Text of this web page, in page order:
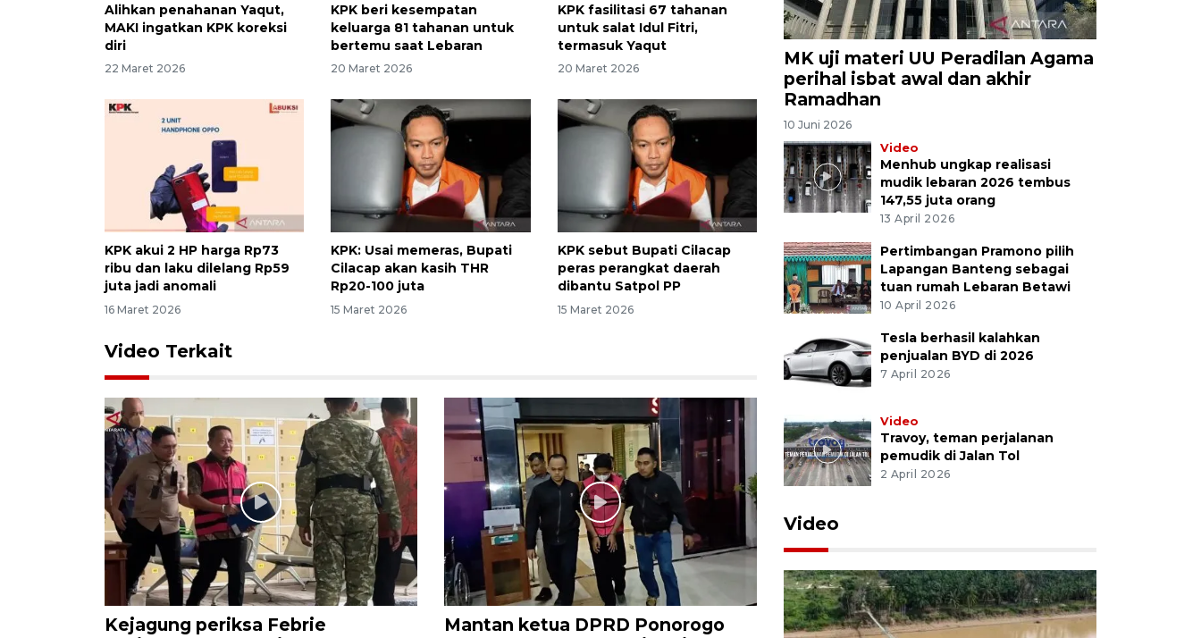
Alihkan penahanan Yaqut,
MAKI ingatkan KPK koreksi
diri
22 Maret 2026
KPK beri kesempatan
keluarga 81 tahanan untuk
bertemu saat Lebaran
20 Maret 2026
KPK fasilitasi 67 tahanan
untuk salat Idul Fitri,
termasuk Yaqut
20 Maret 2026
KPK akui 2 HP harga Rp73
ribu dan laku dilelang Rp59
juta jadi anomali
16 Maret 2026
KPK: Usai memeras, Bupati
Cilacap akan kasih THR
Rp20-100 juta
15 Maret 2026
KPK sebut Bupati Cilacap
peras perangkat daerah
dibantu Satpol PP
15 Maret 2026
Video Terkait
Kejagung periksa Febrie
Mantan ketua DPRD Ponorogo
MK uji materi UU Peradilan Agama
perihal isbat awal dan akhir
Ramadhan
10 Juni 2026
Video
Menhub ungkap realisasi
mudik lebaran 2026 tembus
147,55 juta orang
13 April 2026
Pertimbangan Pramono pilih
Lapangan Banteng sebagai
tuan rumah Lebaran Betawi
10 April 2026
Tesla berhasil kalahkan
penjualan BYD di 2026
7 April 2026
Video
Travoy, teman perjalanan
pemudik di Jalan Tol
2 April 2026
Video